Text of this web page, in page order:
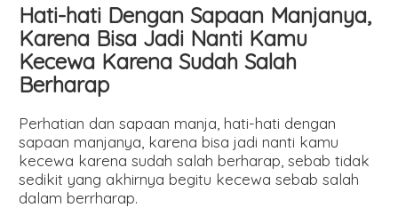
Hati-hati Dengan Sapaan Manjanya,
Karena Bisa Jadi Nanti Kamu
Kecewa Karena Sudah Salah
Berharap
Perhatian dan sapaan manja, hati-hati dengan
sapaan manjanya, karena bisa jadi nanti kamu
kecewa karena sudah salah berharap, sebab tidak
sedikit yang akhirnya begitu kecewa sebab salah
dalam berrharap.